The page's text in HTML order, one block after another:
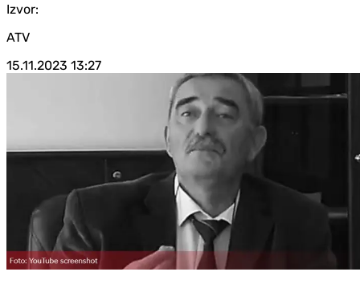
Izvor:
ATV
15.11.2023 13:27